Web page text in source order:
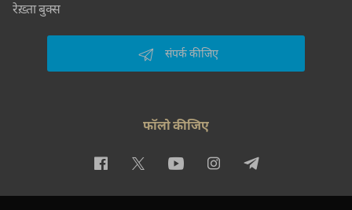
रेख़्ता बुक्स
संपर्क कीजिए
फॉलो कीजिए